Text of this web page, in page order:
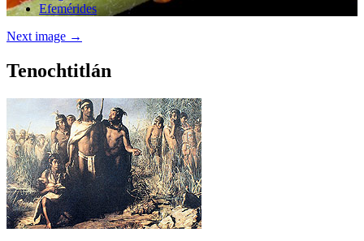
Efemérides
Next image →
Tenochtitlán